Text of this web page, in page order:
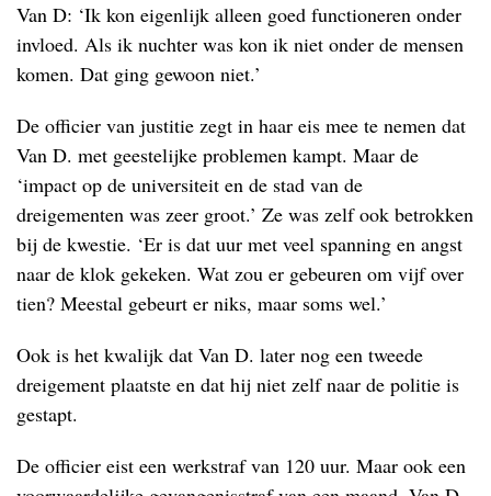
Van D: ‘Ik kon eigenlijk alleen goed functioneren onder
invloed. Als ik nuchter was kon ik niet onder de mensen
komen. Dat ging gewoon niet.’
De officier van justitie zegt in haar eis mee te nemen dat
Van D. met geestelijke problemen kampt. Maar de
‘impact op de universiteit en de stad van de
dreigementen was zeer groot.’ Ze was zelf ook betrokken
bij de kwestie. ‘Er is dat uur met veel spanning en angst
naar de klok gekeken. Wat zou er gebeuren om vijf over
tien? Meestal gebeurt er niks, maar soms wel.’
Ook is het kwalijk dat Van D. later nog een tweede
dreigement plaatste en dat hij niet zelf naar de politie is
gestapt.
De officier eist een werkstraf van 120 uur. Maar ook een